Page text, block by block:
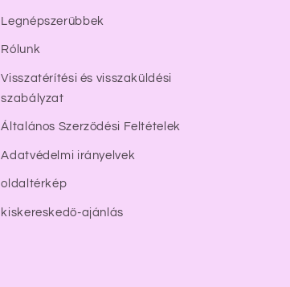
Legnépszerűbbek
Rólunk
Visszatérítési és visszaküldési
szabályzat
Általános Szerződési Feltételek
Adatvédelmi irányelvek
oldaltérkép
kiskereskedő-ajánlás